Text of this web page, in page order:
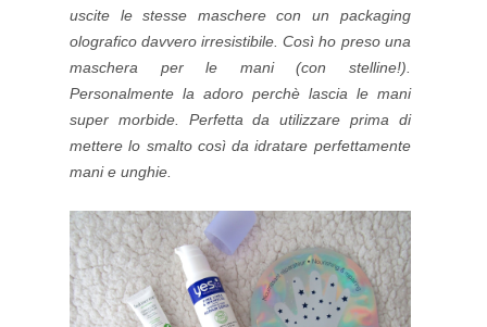
uscite le stesse maschere con un packaging
olografico davvero irresistibile. Così ho preso una
maschera per le mani (con stelline!).
Personalmente la adoro perchè lascia le mani
super morbide. Perfetta da utilizzare prima di
mettere lo smalto così da idratare perfettamente
mani e unghie.